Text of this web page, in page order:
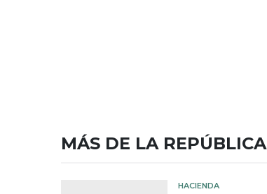
MÁS DE LA REPÚBLICA
HACIENDA